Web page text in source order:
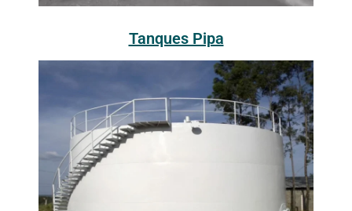
Tanques Pipa